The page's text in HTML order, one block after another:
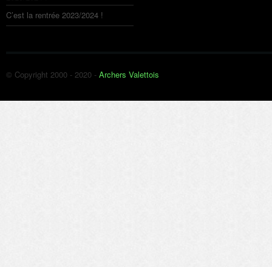
C’est la rentrée 2023/2024 !
© Copyright 2000 - 2020 - Archers Valettois